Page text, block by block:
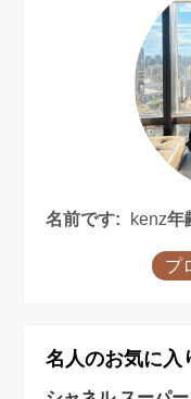
名前です: kenz年
プ
名人のお気に入